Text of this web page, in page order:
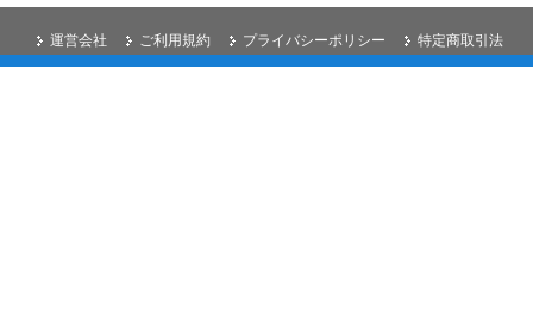
特定商取引法
プライバシーポリシー
ご利用規約
運営会社